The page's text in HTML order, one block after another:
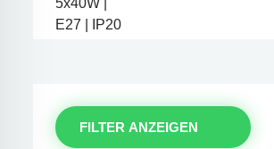
FILTER ANZEIGEN